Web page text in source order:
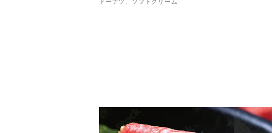
ドーナツ、ソフトクリーム